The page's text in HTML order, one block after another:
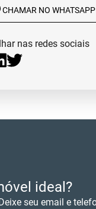
CHAMAR NO WHATSAPP
nas redes sociais
ideal?
seu email e